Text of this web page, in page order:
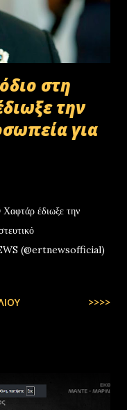
στη
την
για
έδιωξε την
(@ertnewsofficial)
>>>>